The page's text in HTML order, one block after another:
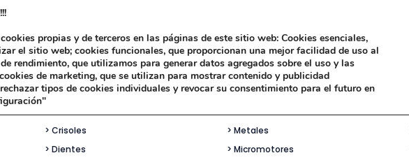
> Ataches
> Belle de Sta Claire
> Breden
> Ceras Laboratorio
> Crisoles
> Dientes
> Espátulas Eléctricas
> Fundidoras & Centrífugas
> Gelatinadora, Mezclado Vibr
> Hornos Cerámica
> Metales
> Micromotores
propias y de terceros en las páginas de este sitio web: Cookies esenciales,
el sitio web; cookies funcionales, que proporcionan una mejor facilidad de uso al
rendimiento, que utilizamos para generar datos agregados sobre el uso y las
de marketing, que se utilizan para mostrar contenido y publicidad
tipos de cookies individuales y revocar su consentimiento para el futuro en